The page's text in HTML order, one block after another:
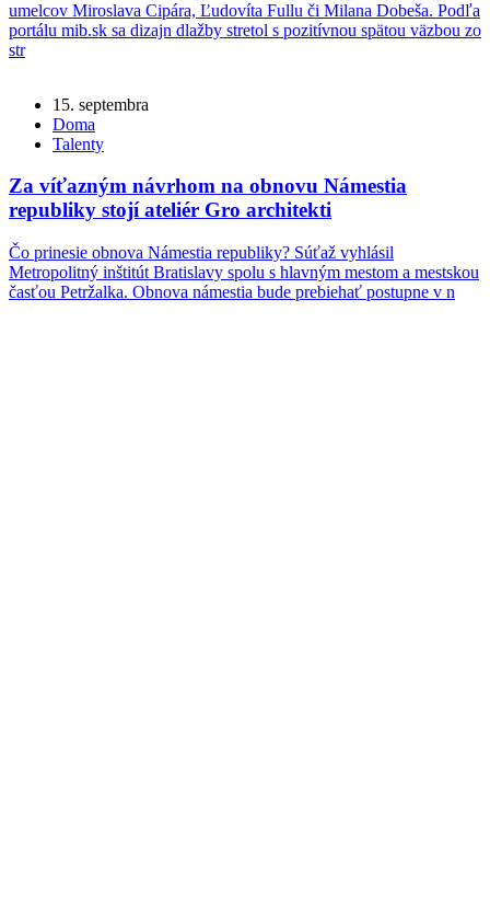
umelcov Miroslava Cipára, Ľudovíta Fullu či Milana Dobeša. Podľa
portálu mib.sk sa dizajn dlažby stretol s pozitívnou spätou väzbou zo
str
15. septembra
Doma
Talenty
Za víťazným návrhom na obnovu Námestia
republiky stojí ateliér Gro architekti
Čo prinesie obnova Námestia republiky? Súťaž vyhlásil
Metropolitný inštitút Bratislavy spolu s hlavným mestom a mestskou
časťou Petržalka. Obnova námestia bude prebiehať postupne v n